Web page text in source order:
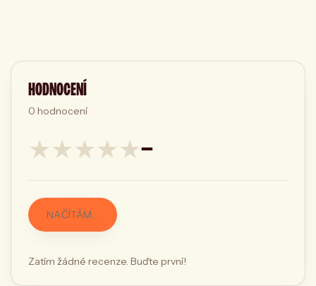
HODNOCENÍ
0 hodnocení
★★★★★—
NAČÍTÁM…
Zatím žádné recenze. Buďte první!